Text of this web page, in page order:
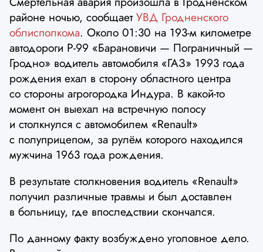
районе ночью, сообщаетУВД Гродненского
облисполкома. Около 01:30 на 193-м километре
автодороги Р-99 «Барановичи — Пограничный —
Гродно» водитель автомобиля «ГАЗ» 1993 года
рождения ехал в сторону областного центра
со стороны агрогородка Индура. В какой-то
момент он выехал на встречную полосу
и столкнулся с автомобилем «Renault»
с полуприцепом, за рулём которого находился
мужчина 1963 года рождения.
В результате столкновения водитель «Renault»
получил различные травмы и был доставлен
в больницу, где впоследствии скончался.
По данному факту возбуждено уголовное дело.